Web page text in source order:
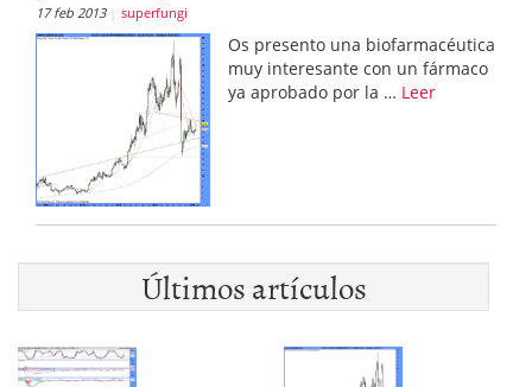
17 feb 2013 superfungi
Os presento una biofarmacéutica
muy interesante con un fármaco
ya aprobado por la … Leer
Últimos artículos